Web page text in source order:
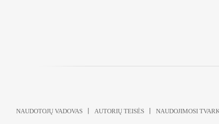
NAUDOTOJŲ VADOVAS AUTORIŲ TEISĖS NAUDOJIMOSI